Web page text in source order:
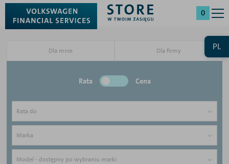
PL
0
Dla mnie Dla firmy
Rata Cena
Rata do
Marka
Model - dostępny po wybraniu marki